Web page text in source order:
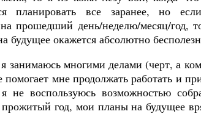
планировать все заранее, но
на прошедший день/неделю/месяц/год,
будущее окажется абсолютно
занимаюсь многими делами (черт, а
мне продолжать работать и
воспользуюсь возможностью
прожитый год, мои планы на будущее